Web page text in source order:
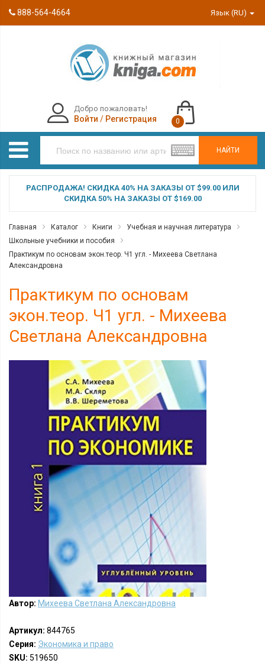
888-564-4664 Язык (RU)
НАЙТИ
Добро пожаловать!
Войти / Регистрация 0
РАСПРОДАЖА! СКИДКА 40% НА ЗАКАЗЫ ОТ $99.00 ИЛИ
СКИДКА 50% НА ЗАКАЗЫ ОТ $169.00
Главная Каталог Книги
Учебная и научная литература
Школьные учебники и пособия
Практикум по основам экон.теор. Ч1 угл. - Михеева Светлана
Александровна
Практикум по основам
экон.теор. Ч1 угл. - Михеева
Светлана Александровна
Автор: Михеева Светлана Александровна
Артикул: 844765
Серия: Экономика и право
SKU: 519650